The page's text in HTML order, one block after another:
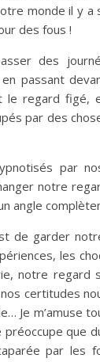
monde il y a
des fous !
des
passant
le regard figé,
par des
par
notre
angle
de garder
les
notre regard
certitudes
Je m’amuse
que
par les